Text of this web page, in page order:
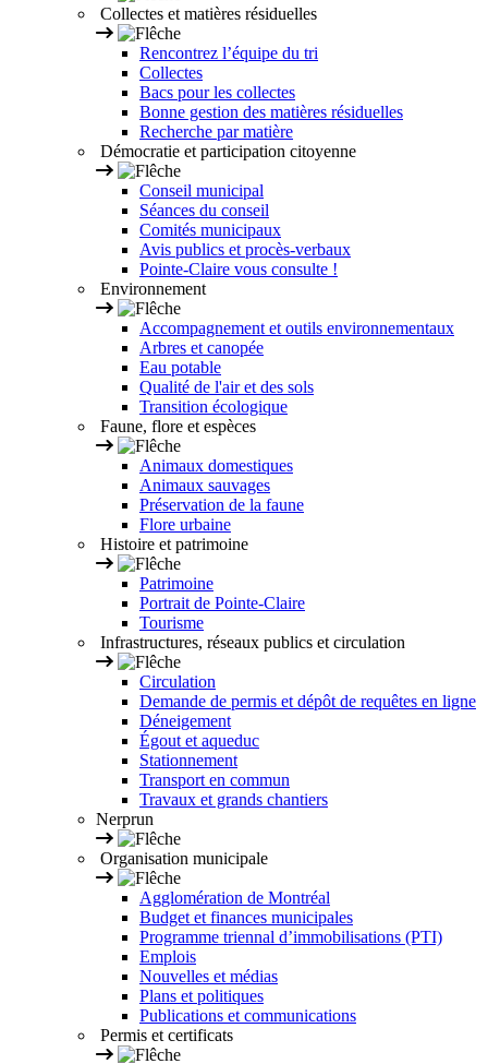
Collectes et matières résiduelles
Rencontrez l’équipe du tri
Collectes
Bacs pour les collectes
Bonne gestion des matières résiduelles
Recherche par matière
Démocratie et participation citoyenne
Conseil municipal
Séances du conseil
Comités municipaux
Avis publics et procès-verbaux
Pointe-Claire vous consulte !
Environnement
Accompagnement et outils environnementaux
Arbres et canopée
Eau potable
Qualité de l'air et des sols
Transition écologique
Faune, flore et espèces
Animaux domestiques
Animaux sauvages
Préservation de la faune
Flore urbaine
Histoire et patrimoine
Patrimoine
Portrait de Pointe-Claire
Tourisme
Infrastructures, réseaux publics et circulation
Circulation
Demande de permis et dépôt de requêtes en ligne
Déneigement
Égout et aqueduc
Stationnement
Transport en commun
Travaux et grands chantiers
Nerprun
Organisation municipale
Agglomération de Montréal
Budget et finances municipales
Programme triennal d’immobilisations (PTI)
Emplois
Nouvelles et médias
Plans et politiques
Publications et communications
Permis et certificats